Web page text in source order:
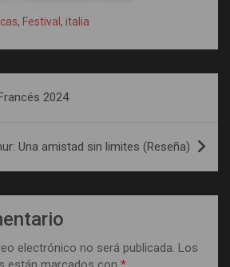
, Festival , italia
2024
Una amistad sin limites (Reseña)
electrónico no será publicada. Los